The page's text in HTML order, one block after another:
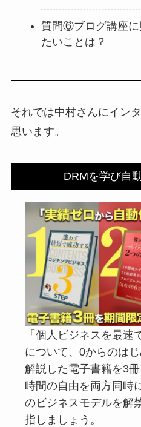
質問⑥ブログ講座
たいことは？
それでは中村さんにイン
思います。
DRMを学び自
「個人ビジネスを最速
について、0からのは
解説した電子書籍を3
時間の自由を両方同時
のビジネスモデルを解
指しましょう。